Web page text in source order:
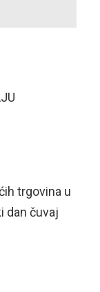
trgovina u
dan čuvaj